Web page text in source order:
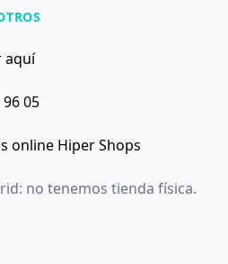
aquí
05
online Hiper Shops
no tenemos tienda física.